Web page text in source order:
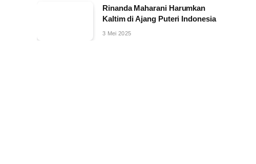
Rinanda Maharani Harumkan
Kaltim di Ajang Puteri Indonesia
3 Mei 2025